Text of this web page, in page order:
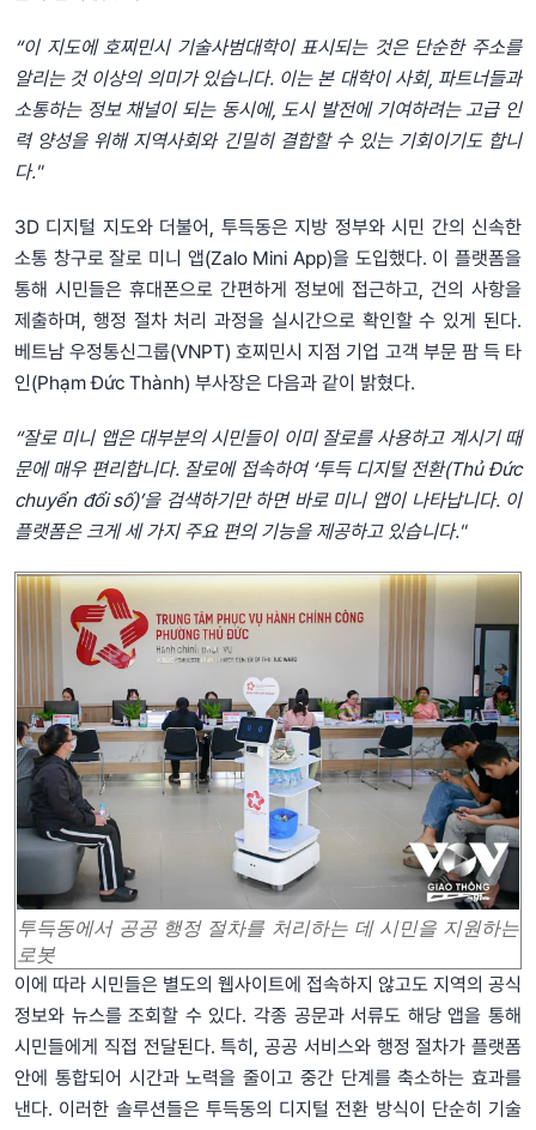
“이 지도에 호찌민시 기술사범대학이 표시되는 것은 단순한 주소를
알리는 것 이상의 의미가 있습니다. 이는 본 대학이 사회, 파트너들과
소통하는 정보 채널이 되는 동시에, 도시 발전에 기여하려는 고급 인
력 양성을 위해 지역사회와 긴밀히 결합할 수 있는 기회이기도 합니
다."
3D 디지털 지도와 더불어, 투득동은 지방 정부와 시민 간의 신속한
소통 창구로 잘로 미니 앱(Zalo Mini App)을 도입했다. 이 플랫폼을
통해 시민들은 휴대폰으로 간편하게 정보에 접근하고, 건의 사항을
제출하며, 행정 절차 처리 과정을 실시간으로 확인할 수 있게 된다.
베트남 우정통신그룹(VNPT) 호찌민시 지점 기업 고객 부문 팜 득 타
인(Phạm Đức Thành) 부사장은 다음과 같이 밝혔다.
“잘로 미니 앱은 대부분의 시민들이 이미 잘로를 사용하고 계시기 때
문에 매우 편리합니다. 잘로에 접속하여‘투득 디지털 전환(Thủ Đức
chuyển đổi số)’을 검색하기만 하면 바로 미니 앱이 나타납니다. 이
플랫폼은 크게 세 가지 주요 편의 기능을 제공하고 있습니다."
투득동에서 공공 행정 절차를 처리하는 데 시민을 지원하는
로봇
이에 따라 시민들은 별도의 웹사이트에 접속하지 않고도 지역의 공식
정보와 뉴스를 조회할 수 있다. 각종 공문과 서류도 해당 앱을 통해
시민들에게 직접 전달된다. 특히, 공공 서비스와 행정 절차가 플랫폼
안에 통합되어 시간과 노력을 줄이고 중간 단계를 축소하는 효과를
낸다. 이러한 솔루션들은 투득동의 디지털 전환 방식이 단순히 기술